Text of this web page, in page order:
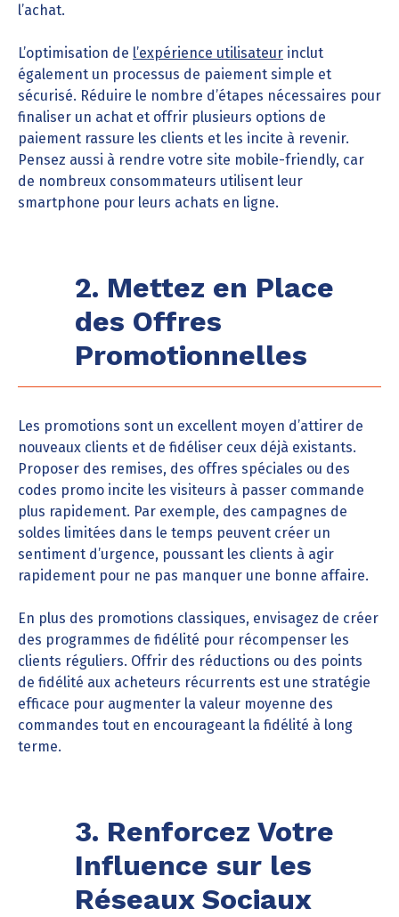
l’achat.
L’optimisation de l’expérience utilisateur inclut
également un processus de paiement simple et
sécurisé. Réduire le nombre d’étapes nécessaires pour
finaliser un achat et offrir plusieurs options de
paiement rassure les clients et les incite à revenir.
Pensez aussi à rendre votre site mobile-friendly, car
de nombreux consommateurs utilisent leur
smartphone pour leurs achats en ligne.
2. Mettez en Place
des Offres
Promotionnelles
Les promotions sont un excellent moyen d’attirer de
nouveaux clients et de fidéliser ceux déjà existants.
Proposer des remises, des offres spéciales ou des
codes promo incite les visiteurs à passer commande
plus rapidement. Par exemple, des campagnes de
soldes limitées dans le temps peuvent créer un
sentiment d’urgence, poussant les clients à agir
rapidement pour ne pas manquer une bonne affaire.
En plus des promotions classiques, envisagez de créer
des programmes de fidélité pour récompenser les
clients réguliers. Offrir des réductions ou des points
de fidélité aux acheteurs récurrents est une stratégie
efficace pour augmenter la valeur moyenne des
commandes tout en encourageant la fidélité à long
terme.
3. Renforcez Votre
Influence sur les
Réseaux Sociaux